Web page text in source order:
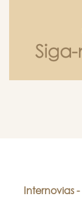
Internovias -